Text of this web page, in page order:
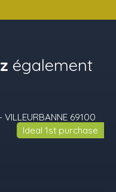
également
Ideal 1st purchase